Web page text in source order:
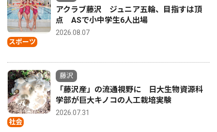
スポーツ
アクラブ藤沢 ジュニア五輪、目指すは頂
点 ASで小中学生6人出場
2026.08.07
社会
藤沢
「藤沢産」の流通視野に 日大生物資源科
学部が巨大キノコの人工栽培実験
2026.07.31